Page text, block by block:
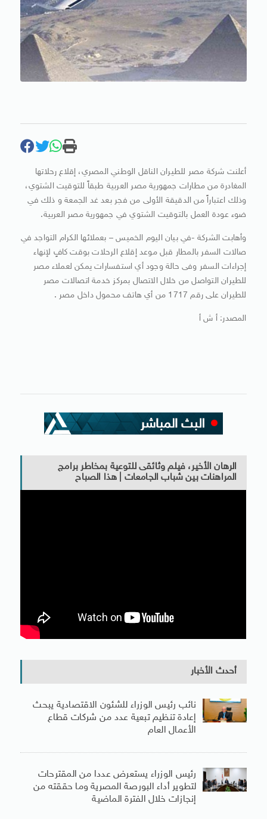
أعلنت شركة مصر للطيران الناقل الوطني المصري، إقلاع رحلاتها
المغادرة من مطارات جمهورية مصر العربية طبقاً للتوقيت الشتوي،
وذلك اعتباراً من الدقيقة الأولى من فجر بعد غد الجمعة و ذلك في
ضوء عودة العمل بالتوقيت الشتوي في جمهورية مصر العربية.
وأهابت الشركة -في بيان اليوم الخميس – بعملائها الكرام التواجد في
صالات السفر بالمطار قبل موعد إقلاع الرحلات بوقت كافٍ لإنهاء
إجراءات السفر وفى حالة وجود أي استفسارات يمكن لعملاء مصر
للطيران التواصل من خلال الاتصال بمركز خدمة اتصالات مصر
للطيران على رقم 1717 من أي هاتف محمول داخل مصر .
المصدر: أ ش أ
الرهان الأخير، فيلم وثائقى للتوعية بمخاطر برامج
المراهنات بين شباب الجامعات | هذا الصباح
أحدث الأخبار
نائب رئيس الوزراء للشئون الاقتصادية يبحث
إعادة تنظيم تبعية عدد من شركات قطاع
الأعمال العام
رئيس الوزراء يستعرض عددا من المقترحات
لتطوير أداء البورصة المصرية وما حققته من
إنجازات خلال الفترة الماضية